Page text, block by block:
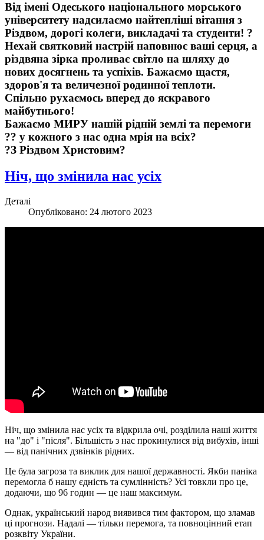
Від імені Одеського національного морського
університету надсилаємо найтепліші вітання з
Різдвом, дорогі колеги, викладачі та студенти! ?
Нехай святковий настрій наповнює ваші серця, а
різдвяна зірка проливає світло на шляху до
нових досягнень та успіхів. Бажаємо щастя,
здоров'я та величезної родинної теплоти.
Спільно рухаємось вперед до яскравого
майбутнього!
Бажаємо МИРУ нашій рідній землі та перемоги
?? у кожного з нас одна мрія на всіх?
?З Різдвом Христовим?
Ніч, що змінила нас усіх
Деталі
Опубліковано: 24 лютого 2023
Ніч, що змінила нас усіх та відкрила очі, розділила наші життя
на "до" і "після". Більшість з нас прокинулися від вибухів, інші
— від панічних дзвінків рідних.
Це була загроза та виклик для нашої державності. Якби паніка
перемогла б нашу єдність та сумлінність? Усі товкли про це,
додаючи, що 96 годин — це наш максимум.
Однак, український народ виявився тим фактором, що зламав
ці прогнози. Надалі — тільки перемога, та повноцінний етап
розквіту України.